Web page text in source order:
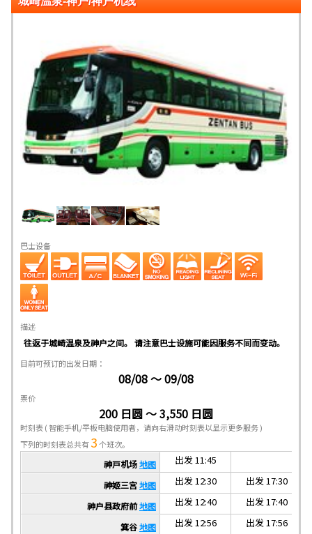
巴士设备
描述
往返于城崎温泉及神户之间。 请注意巴士设施可能因服务不同而变动。
目前可预订的出发日期：
08/08 ～ 09/08
票价
200 日圆 ～ 3,550 日圆
时刻表( 智能手机/平板电脑使用者，请向右滑动时刻表以显示更多服务 )
下列的时刻表总共有3个班次。
神戸机场地图 出发 11:45
神姬三宫地图 出发 12:30 出发 17:30
神户县政府前地图 出发 12:40 出发 17:40
箕谷地图 出发 12:56 出发 17:56